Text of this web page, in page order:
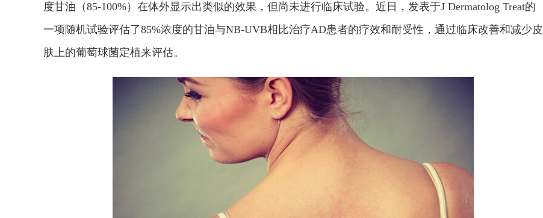
度甘油（85-100%）在体外显示出类似的效果，但尚未进行临床试验。近日，发表于J Dermatolog Treat的
一项随机试验评估了85%浓度的甘油与NB-UVB相比治疗AD患者的疗效和耐受性，通过临床改善和减少皮
肤上的葡萄球菌定植来评估。